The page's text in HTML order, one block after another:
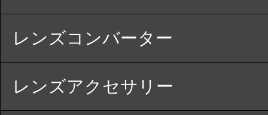
レンズコンバーター
レンズアクセサリー